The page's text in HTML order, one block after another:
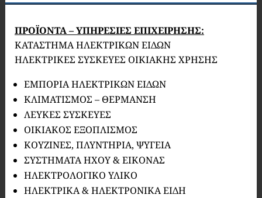
ΠΡΟΪΟΝΤΑ – ΥΠΗΡΕΣΙΕΣ ΕΠΙΧΕΙΡΗΣΗΣ:
ΚΑΤΑΣΤΗΜΑ ΗΛΕΚΤΡΙΚΩΝ ΕΙΔΩΝ
ΗΛΕΚΤΡΙΚΕΣ ΣΥΣΚΕΥΕΣ ΟΙΚΙΑΚΗΣ ΧΡΗΣΗΣ
ΕΜΠΟΡΙΑ ΗΛΕΚΤΡΙΚΩΝ ΕΙΔΩΝ
ΚΛΙΜΑΤΙΣΜΟΣ – ΘΕΡΜΑΝΣΗ
ΛΕΥΚΕΣ ΣΥΣΚΕΥΕΣ
ΟΙΚΙΑΚΟΣ ΕΞΟΠΛΙΣΜΟΣ
ΚΟΥΖΙΝΕΣ, ΠΛΥΝΤΗΡΙΑ, ΨΥΓΕΙΑ
ΣΥΣΤΗΜΑΤΑ ΗΧΟΥ & ΕΙΚΟΝΑΣ
ΗΛΕΚΤΡΟΛΟΓΙΚΟ ΥΛΙΚΟ
ΗΛΕΚΤΡΙΚΑ & ΗΛΕΚΤΡΟΝΙΚΑ ΕΙΔΗ